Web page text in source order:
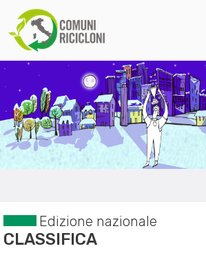
Edizione nazionale
CLASSIFICA